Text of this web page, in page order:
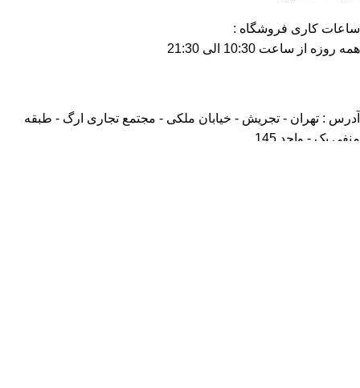
ساعات کاری فروشگاه :
همه روزه از ساعت 10:30 الی 21:30
آدرس : تهران - تجریش - خیابان ملکی - مجتمع تجاری ارگ - طبقه
منفی یک - واحد 145